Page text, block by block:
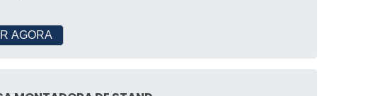
para empresas que necessitam de espaços
a tenda capela é perfeita para festas de
AGORA